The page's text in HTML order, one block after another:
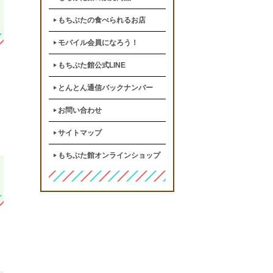
もちぶたの食べられるお店
モバイル会員になろう！
もちぶた館公式LINE
とんとん通信バックナンバー
お問い合わせ
サイトマップ
もちぶた館オンラインショップ